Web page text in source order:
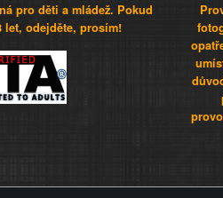
pro děti a mládež. Pokud
let, odejděte, prosím!